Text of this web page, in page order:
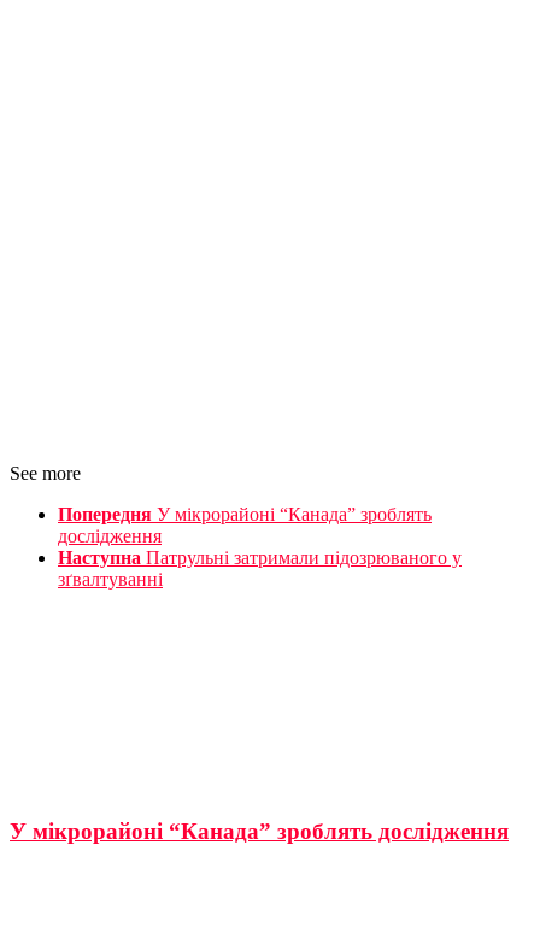
See more
Попередня У мікрорайоні “Канада” зроблять
дослідження
Наступна Патрульні затримали підозрюваного у
зґвалтуванні
У мікрорайоні “Канада” зроблять дослідження